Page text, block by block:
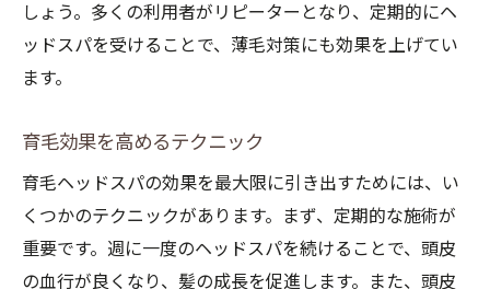
しょう。多くの利用者がリピーターとなり、定期的にヘ
ッドスパを受けることで、薄毛対策にも効果を上げてい
ます。
育毛効果を高めるテクニック
育毛ヘッドスパの効果を最大限に引き出すためには、い
くつかのテクニックがあります。まず、定期的な施術が
重要です。週に一度のヘッドスパを続けることで、頭皮
の血行が良くなり、髪の成長を促進します。また、頭皮